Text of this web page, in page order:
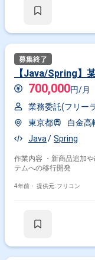
【Java/Spring】
700,000円/月
業務委託(フリー
東京都
白金高
Java
Spring
作業内容 ・新商品追加
テムへの移行開発
4年前・ 提供元: フリコン